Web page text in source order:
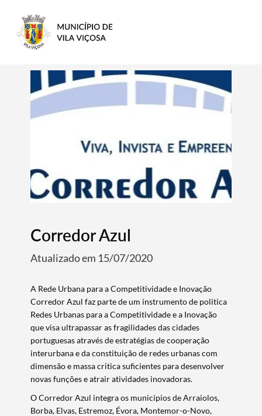
Corredor Azul
Atualizado em 15/07/2020
A Rede Urbana para a Competitividade e Inovação
Corredor Azul faz parte de um instrumento de politica
Redes Urbanas para a Competitividade e a Inovação
que visa ultrapassar as fragilidades das cidades
portuguesas através de estratégias de cooperação
interurbana e da constituição de redes urbanas com
dimensão e massa critica suficientes para desenvolver
novas funções e atrair atividades inovadoras.
O Corredor Azul integra os municípios de Arraiolos,
Borba, Elvas, Estremoz, Évora, Montemor-o-Novo,